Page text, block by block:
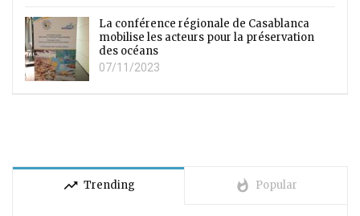
La conférence régionale de Casablanca
mobilise les acteurs pour la préservation
des océans
07/11/2023
trending_up Trending whatshot Popular